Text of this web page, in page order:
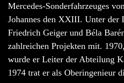
Mercedes-Sonderfahrzeuges
Johannes den XXIII. Unter
Friedrich Geiger und Béla
zahlreichen Projekten mit.
wurde er Leiter der Abteilung
1974 trat er als Oberingenieur